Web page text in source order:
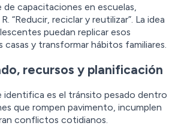
capacitaciones en escuelas,
“Reducir, reciclar y reutilizar”. La idea
puedan replicar esos
casas y transformar hábitos familiares.
recursos y planificación
identifica es el tránsito pesado dentro
que rompen pavimento, incumplen
conflictos cotidianos.